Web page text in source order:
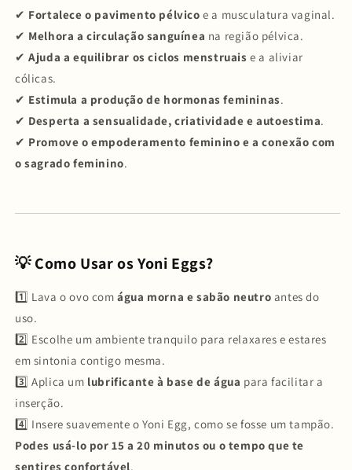
✔ Fortalece o pavimento pélvico e a musculatura vaginal.
✔ Melhora a circulação sanguínea na região pélvica.
✔Ajuda a equilibrar os ciclos menstruais e a aliviar
cólicas.
✔ Estimula a produção de hormonas femininas.
✔ Desperta a sensualidade, criatividade e autoestima.
✔ Promove o empoderamento feminino e a conexão com
o sagrado feminino.
💡 Como Usar os Yoni Eggs?
1️⃣ Lava o ovo comágua morna e sabão neutro antes do
uso.
2️⃣ Escolhe um ambiente tranquilo para relaxares e estares
em sintonia contigo mesma.
3️⃣ Aplica um lubrificante à base de água para facilitar a
inserção.
4️⃣ Insere suavemente o Yoni Egg, como se fosse um tampão.
Podes usá-lo por 15 a 20 minutos ou o tempo que te
sentires confortável.